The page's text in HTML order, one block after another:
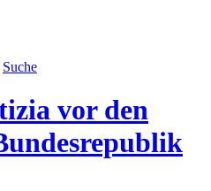
Suche